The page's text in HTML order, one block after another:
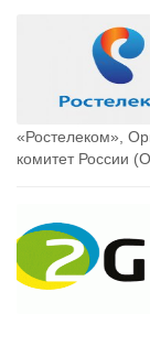
«Ростелеком»,
комитет России